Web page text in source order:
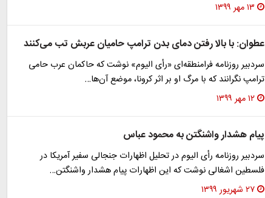
۱۳ مهر ۱۳۹۹
عطوان: با بالا رفتن دمای بدن ترامپ حامیان عربش تب می‌کنند
سردبیر روزنامه فرامنطقه‌ای «رأی الیوم» نوشت که حاکمان عرب حامی
ترامپ نگرانند که با مرگ او بر اثر کرونا، موضع آن‌ها…
۱۲ مهر ۱۳۹۹
پیام هشدار واشنگتن به محمود عباس
سردبیر روزنامه رأی الیوم در تحلیل اظهارات جنجالی سفیر آمریکا در
فلسطین اشغالی نوشت که این اظهارات پیام هشدار واشنگتن…
۲۷ شهریور ۱۳۹۹